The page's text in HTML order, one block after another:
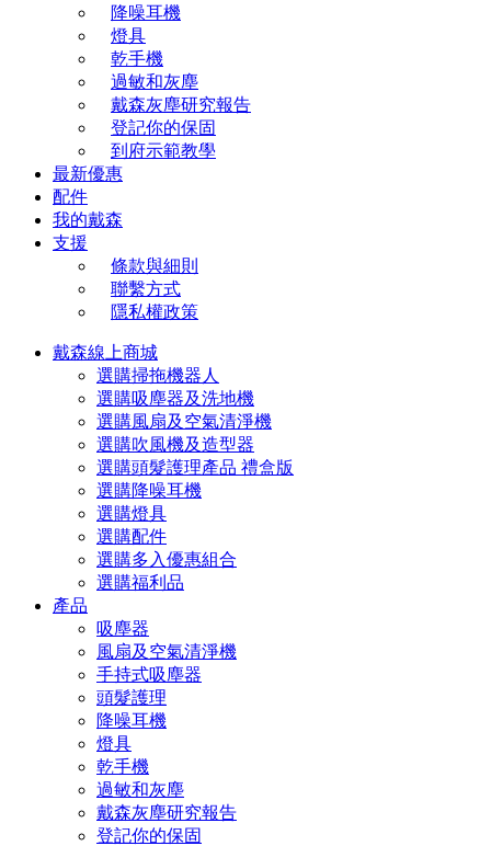
降噪耳機
燈具
乾手機
過敏和灰塵
戴森灰塵研究報告
登記你的保固
到府示範教學
最新優惠
配件
我的戴森
支援
條款與細則
聯繫方式
隱私權政策
戴森線上商城
選購掃拖機器人
選購吸塵器及洗地機
選購風扇及空氣清淨機
選購吹風機及造型器
選購頭髮護理產品 禮盒版
選購降噪耳機
選購燈具
選購配件
選購多入優惠組合
選購福利品
產品
吸塵器
風扇及空氣清淨機
手持式吸塵器
頭髮護理
降噪耳機
燈具
乾手機
過敏和灰塵
戴森灰塵研究報告
登記你的保固